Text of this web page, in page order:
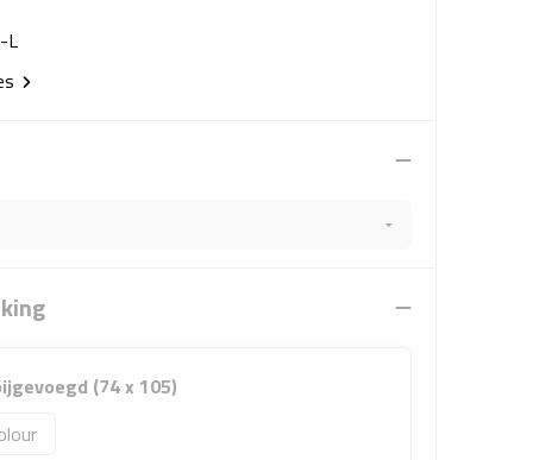
L
(74 x 105)